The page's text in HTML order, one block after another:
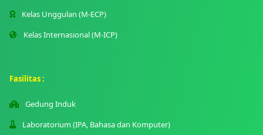
Kelas Unggulan (M-ECP)
Kelas Internasional (M-ICP)
Fasilitas :
Gedung Induk
Laboratorium (IPA, Bahasa dan Komputer)